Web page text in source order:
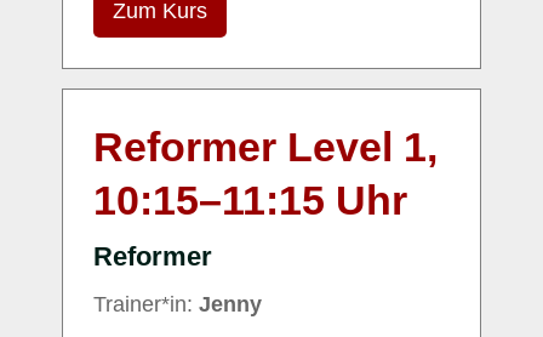
Zum Kurs
Reformer Level 1,
10:15–11:15 Uhr
Reformer
Trainer*in: Jenny